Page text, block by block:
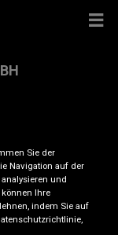
Sie der
Navigation auf der
und
Ihre
indem Sie auf